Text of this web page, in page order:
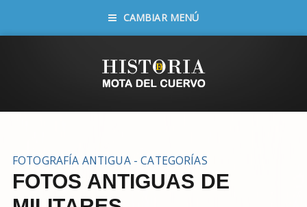
CAMBIAR MENÚ
FOTOGRAFÍA ANTIGUA - CATEGORÍAS
FOTOS ANTIGUAS DE